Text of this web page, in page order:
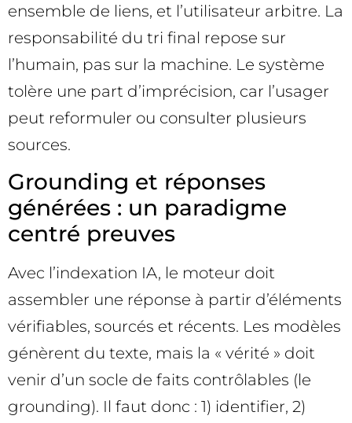
ensemble de liens, et l’utilisateur arbitre. La
responsabilité du tri final repose sur
l’humain, pas sur la machine. Le système
tolère une part d’imprécision, car l’usager
peut reformuler ou consulter plusieurs
sources.
Grounding et réponses
générées : un paradigme
centré preuves
Avec l’indexation IA, le moteur doit
assembler une réponse à partir d’éléments
vérifiables, sourcés et récents. Les modèles
génèrent du texte, mais la « vérité » doit
venir d’un socle de faits contrôlables (le
grounding). Il faut donc : 1) identifier, 2)